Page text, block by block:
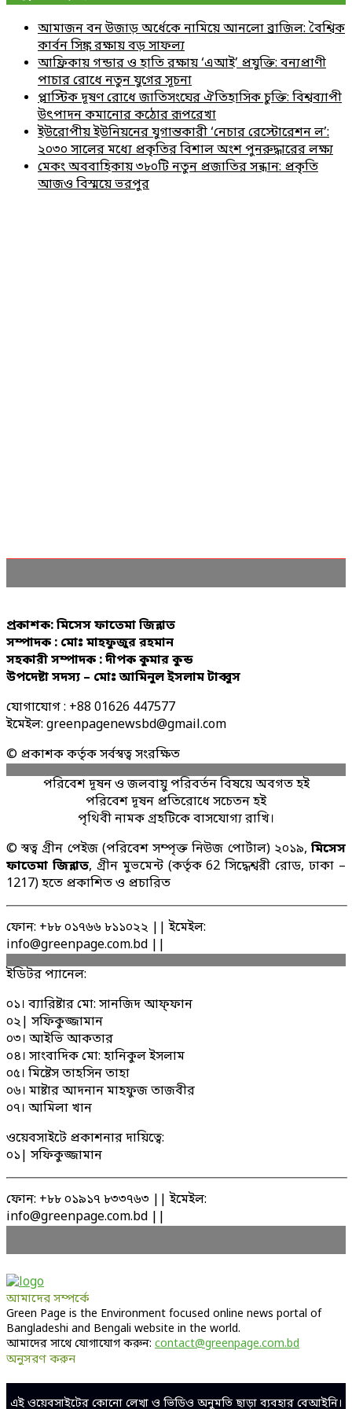
আমাজন বন উজাড় অর্ধেকে নামিয়ে আনলো ব্রাজিল: বৈশ্বিক
কার্বন সিঙ্ক রক্ষায় বড় সাফল্য
আফ্রিকায় গন্ডার ও হাতি রক্ষায় ‘এআই’ প্রযুক্তি: বন্যপ্রাণী
পাচার রোধে নতুন যুগের সূচনা
প্লাস্টিক দূষণ রোধে জাতিসংঘের ঐতিহাসিক চুক্তি: বিশ্বব্যাপী
উৎপাদন কমানোর কঠোর রূপরেখা
ইউরোপীয় ইউনিয়নের যুগান্তকারী ‘নেচার রেস্টোরেশন ল’:
২০৩০ সালের মধ্যে প্রকৃতির বিশাল অংশ পুনরুদ্ধারের লক্ষ্য
মেকং অববাহিকায় ৩৮০টি নতুন প্রজাতির সন্ধান: প্রকৃতি
আজও বিস্ময়ে ভরপুর
প্রকাশক: মিসেস ফাতেমা জিন্নাত
সম্পাদক : মোঃ মাহফুজুর রহমান
সহকারী সম্পাদক : দীপক কুমার কুন্ড
উপদেষ্টা সদস্য – মোঃ আমিনুল ইসলাম টাব্বুস
যোগাযোগ : +88 01626 447577
ইমেইল: greenpagenewsbd@gmail.com
© প্রকাশক কর্তৃক সর্বস্বত্ব সংরক্ষিত
পরিবেশ দূষন ও জলবায়ু পরিবর্তন বিষয়ে অবগত হই
পরিবেশ দূষন প্রতিরোধে সচেতন হই
পৃথিবী নামক গ্রহটিকে বাসযোগ্য রাখি।
© স্বত্ব গ্রীন পেইজ (পরিবেশ সম্পৃক্ত নিউজ পোর্টাল) ২০১৯, মিসেস
ফাতেমা জিন্নাত, গ্রীন মুভমেন্ট (কর্তৃক 62 সিদ্ধেশ্বরী রোড, ঢাকা –
1217) হতে প্রকাশিত ও প্রচারিত
ফোন: +৮৮ ০১৭৬৬ ৮১১০২২ || ইমেইল:
info@greenpage.com.bd ||
ইডিটর প্যানেল:
০১। ব্যারিষ্টার মো: সানজিদ আফ্ফান
০২| সফিকুজ্জামান
০৩। আইভি আকতার
০৪। সাংবাদিক মো: হানিকুল ইসলাম
০৫। মিষ্টেস তাহসিন তাহা
০৬। মাষ্টার আদনান মাহফুজ তাজবীর
০৭। আমিলা খান
ওয়েবসাইটে প্রকাশনার দায়িত্বে:
০১| সফিকুজ্জামান
ফোন: +৮৮ ০১৯১৭ ৮৩৩৭৬৩ || ইমেইল:
info@greenpage.com.bd ||
আমাদের সম্পর্কে
Green Page is the Environment focused online news portal of
Bangladeshi and Bengali website in the world.
আমাদের সাথে যোগাযোগ করুন: contact@greenpage.com.bd
অনুসরণ করুন
এই ওয়েবসাইটের কোনো লেখা ও ভিডিও অনুমতি ছাড়া ব্যবহার বেআইনি।